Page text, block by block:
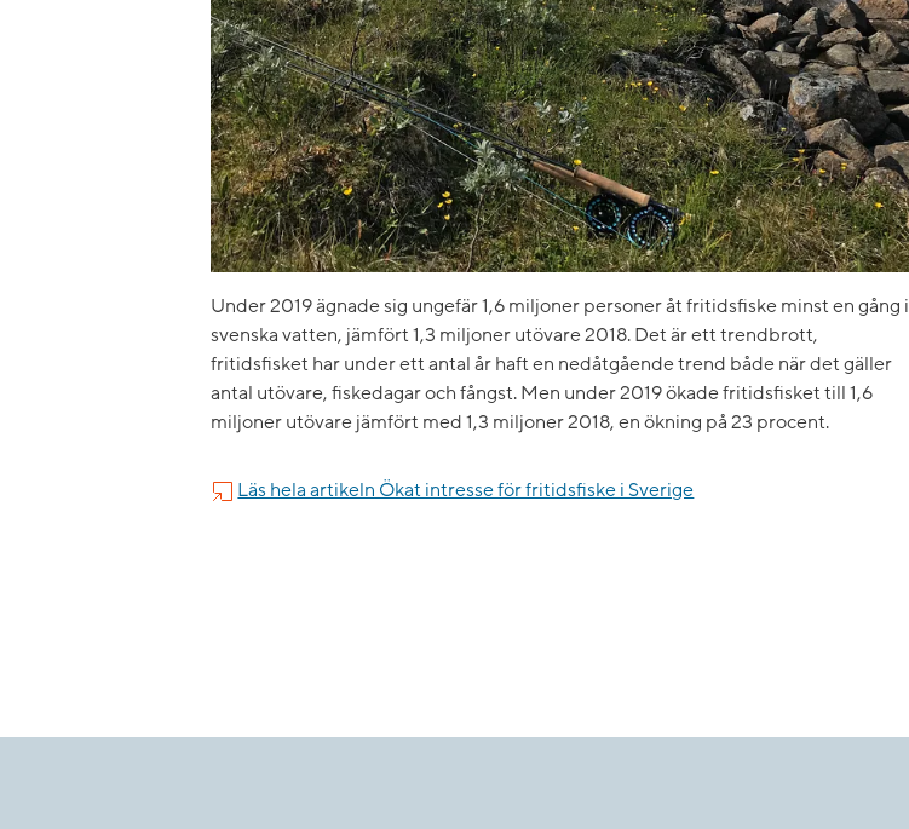
Under 2019 ägnade sig ungefär 1,6 miljoner personer åt fritidsfiske minst en gång i
svenska vatten, jämfört 1,3 miljoner utövare 2018. Det är ett trendbrott,
fritidsfisket har under ett antal år haft en nedåtgående trend både när det gäller
antal utövare, fiskedagar och fångst. Men under 2019 ökade fritidsfisket till 1,6
miljoner utövare jämfört med 1,3 miljoner 2018, en ökning på 23 procent.
Läs hela artikeln ​Ökat intresse för fritidsfiske i Sverige